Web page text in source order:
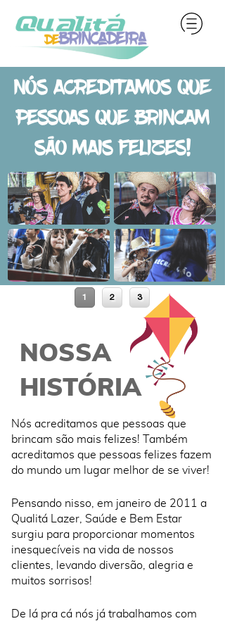
NOSSA
HISTÓRIA
Nós acreditamos que pessoas que
brincam são mais felizes! Também
acreditamos que pessoas felizes fazem
do mundo um lugar melhor de se viver!
Pensando nisso, em janeiro de 2011 a
Qualitá Lazer, Saúde e Bem Estar
surgiu para proporcionar momentos
inesquecíveis na vida de nossos
clientes, levando diversão, alegria e
muitos sorrisos!
De lá pra cá nós já trabalhamos com
1 2 3
NÓs AcreditAmOs QUe
pessOAs QUe brincAm
sãO mAis felizes!